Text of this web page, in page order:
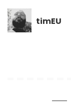
timEU